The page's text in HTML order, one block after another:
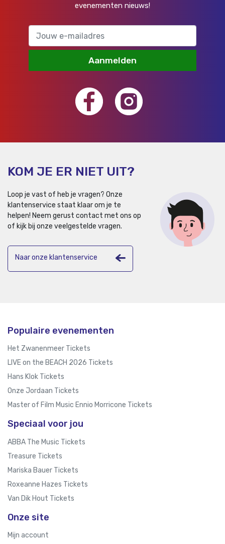
evenementen nieuws!
Aanmelden
KOM JE ER NIET UIT?
Loop je vast of heb je vragen? Onze
klantenservice staat klaar om je te
helpen! Neem gerust contact met ons op
of kijk bij onze veelgestelde vragen.
Naar onze klantenservice
Populaire evenementen
Het Zwanenmeer Tickets
LIVE on the BEACH 2026 Tickets
Hans Klok Tickets
Onze Jordaan Tickets
Master of Film Music Ennio Morricone Tickets
Speciaal voor jou
ABBA The Music Tickets
Treasure Tickets
Mariska Bauer Tickets
Roxeanne Hazes Tickets
Van Dik Hout Tickets
Onze site
Mijn account